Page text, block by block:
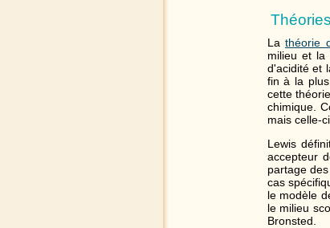
La théorie
milieu et la
d'acidité et
fin à la
cette
chimique.
mais celle-
Lewis
accepteur
partage
cas
le modèle
le milieu
Bronsted.